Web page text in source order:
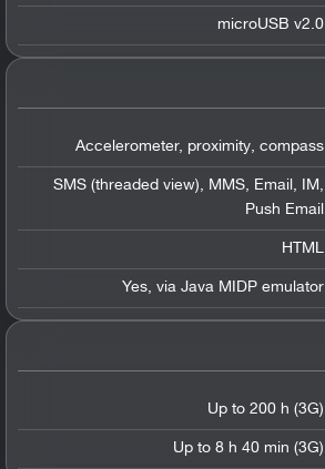
microUSB v2.0
Accelerometer, proximity, compass
SMS (threaded view), MMS, Email, IM,
Push Email
HTML
Yes, via Java MIDP emulator
Up to 200 h (3G)
Up to 8 h 40 min (3G)